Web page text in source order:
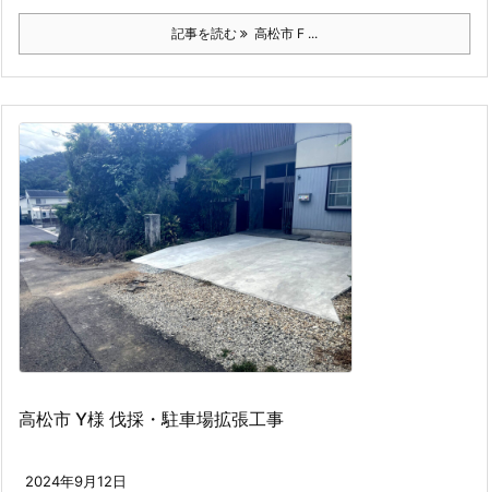
記事を読む 高松市 F ...
高松市 Y様 伐採・駐車場拡張工事
2024年9月12日